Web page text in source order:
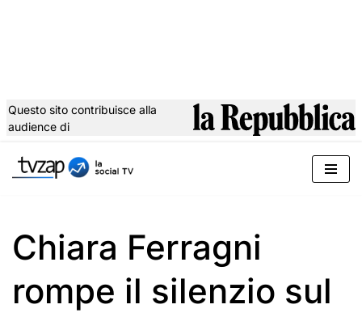
al
Questo sito contribuisce alla
audience di
Chiara Ferragni
rompe il silenzio sul